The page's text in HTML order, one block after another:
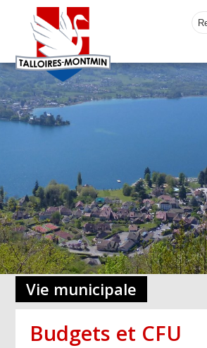
Vie municipale
Budgets et CFU